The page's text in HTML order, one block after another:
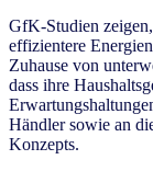
GfK-Studien
effizientere
Zuhause von
dass ihre
Händler sowie an
Konzepts.